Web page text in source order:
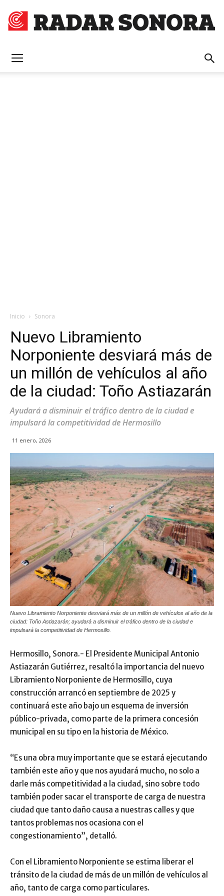
Inicio Sonora
Nuevo Libramiento
Norponiente desviará más de
un millón de vehículos al año
de la ciudad: Toño Astiazarán
Ayudará a disminuir el tráfico dentro de la ciudad e
impulsará la competitividad de Hermosillo
11 enero, 2026
Nuevo Libramiento Norponiente desviará más de un millón de vehículos al año de la
ciudad: Toño Astiazarán; ayudará a disminuir el tráfico dentro de la ciudad e
impulsará la competitividad de Hermosillo.
Hermosillo, Sonora.- El Presidente Municipal Antonio
Astiazarán Gutiérrez, resaltó la importancia del nuevo
Libramiento Norponiente de Hermosillo, cuya
construcción arrancó en septiembre de 2025 y
continuará este año bajo un esquema de inversión
público-privada, como parte de la primera concesión
municipal en su tipo en la historia de México.
“Es una obra muy importante que se estará ejecutando
también este año y que nos ayudará mucho, no solo a
darle más competitividad a la ciudad, sino sobre todo
también poder sacar el transporte de carga de nuestra
ciudad que tanto daño causa a nuestras calles y que
tantos problemas nos ocasiona con el
congestionamiento”, detalló.
Con el Libramiento Norponiente se estima liberar el
tránsito de la ciudad de más de un millón de vehículos al
año, tanto de carga como particulares.